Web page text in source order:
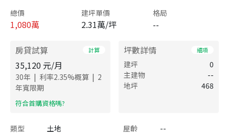
總價
1,080萬
建坪單價
2.31萬/坪
格局
--
房貸試算 計算
35,120 元/月
30年 | 利率2.35%概算 | 2
年寬限期
​符合首購資格嗎?
坪數詳情 細項
建坪
0
主建物
--
地坪
468
類型 土地 屋齡
--